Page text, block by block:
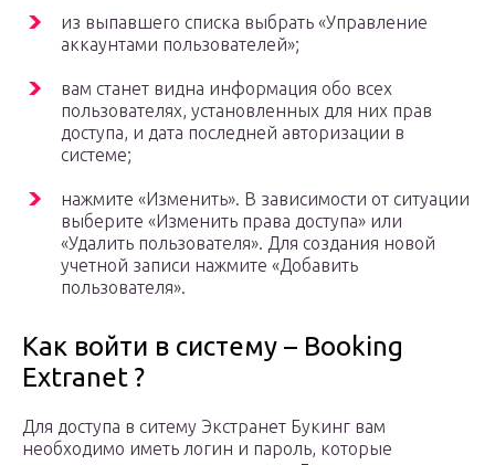
из выпавшего списка выбрать «Управление
аккаунтами пользователей»;
вам станет видна информация обо всех
пользователях, установленных для них прав
доступа, и дата последней авторизации в
системе;
нажмите «Изменить». В зависимости от ситуации
выберите «Изменить права доступа» или
«Удалить пользователя». Для создания новой
учетной записи нажмите «Добавить
пользователя».
Как войти в систему – Booking
Extranet ?
Для доступа в ситему Экстранет Букинг вам
необходимо иметь логин и пароль, которые